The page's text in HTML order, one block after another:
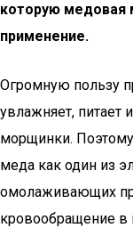
которую медовая
применение.
Огромную пользу
увлажняет, питает
морщинки. Поэтому
меда как один из
омолаживающих
кровообращение в